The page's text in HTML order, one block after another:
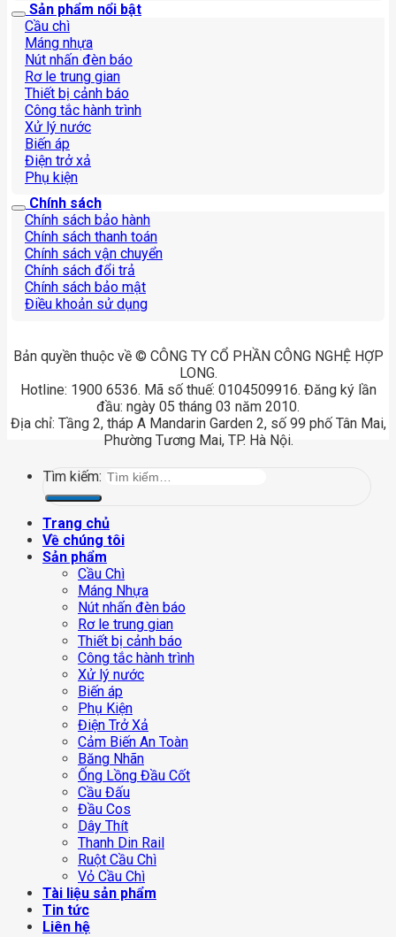
Sản phẩm nổi bật
Cầu chì
Máng nhựa
Nút nhấn đèn báo
Rơ le trung gian
Thiết bị cảnh báo
Công tắc hành trình
Xử lý nước
Biến áp
Điện trở xả
Phụ kiện
Chính sách
Chính sách bảo hành
Chính sách thanh toán
Chính sách vận chuyển
Chính sách đổi trả
Chính sách bảo mật
Điều khoản sử dụng
Bản quyền thuộc về © CÔNG TY CỔ PHẦN CÔNG NGHỆ HỢP
LONG.
Hotline: 1900 6536. Mã số thuế: 0104509916. Đăng ký lần
đầu: ngày 05 tháng 03 năm 2010.
Địa chỉ: Tầng 2, tháp A Mandarin Garden 2, số 99 phố Tân Mai,
Phường Tương Mai, TP. Hà Nội.
Tìm kiếm:
Trang chủ
Về chúng tôi
Sản phẩm
Cầu Chì
Máng Nhựa
Nút nhấn đèn báo
Rơ le trung gian
Thiết bị cảnh báo
Công tắc hành trình
Xử lý nước
Biến áp
Phụ Kiện
Điện Trở Xả
Cảm Biến An Toàn
Băng Nhãn
Ống Lồng Đầu Cốt
Cầu Đấu
Đầu Cos
Dây Thít
Thanh Din Rail
Ruột Cầu Chì
Vỏ Cầu Chì
Tài liệu sản phẩm
Tin tức
Liên hệ